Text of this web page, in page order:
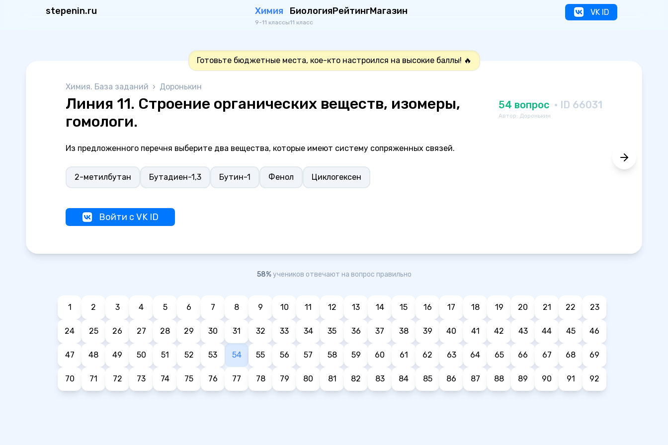
stepenin.ru Химия
9-11 классы
Биология
11 класс
РейтингМагазин VK ID
Готовьте бюджетные места, кое-кто настроился на высокие баллы! 🔥
Химия. База заданий › Доронькин
Линия 11. Строение органических веществ, изомеры,
гомологи.
54 вопрос · ID 66031
Автор: Доронькин
Из предложенного перечня выберите два вещества, которые имеют систему сопряженных связей.
2-метилбутан Бутадиен-1,3 Бутин-1 Фенол Циклогексен
Войти с VK ID
58%учеников отвечают на вопрос правильно
1 2 3 4 5 6 7 8 9 10 11 12 13 14 15 16 17 18 19 20 21 22 23
24 25 26 27 28 29 30 31 32 33 34 35 36 37 38 39 40 41 42 43 44 45 46
47 48 49 50 51 52 53 54 55 56 57 58 59 60 61 62 63 64 65 66 67 68 69
70 71 72 73 74 75 76 77 78 79 80 81 82 83 84 85 86 87 88 89 90 91 92